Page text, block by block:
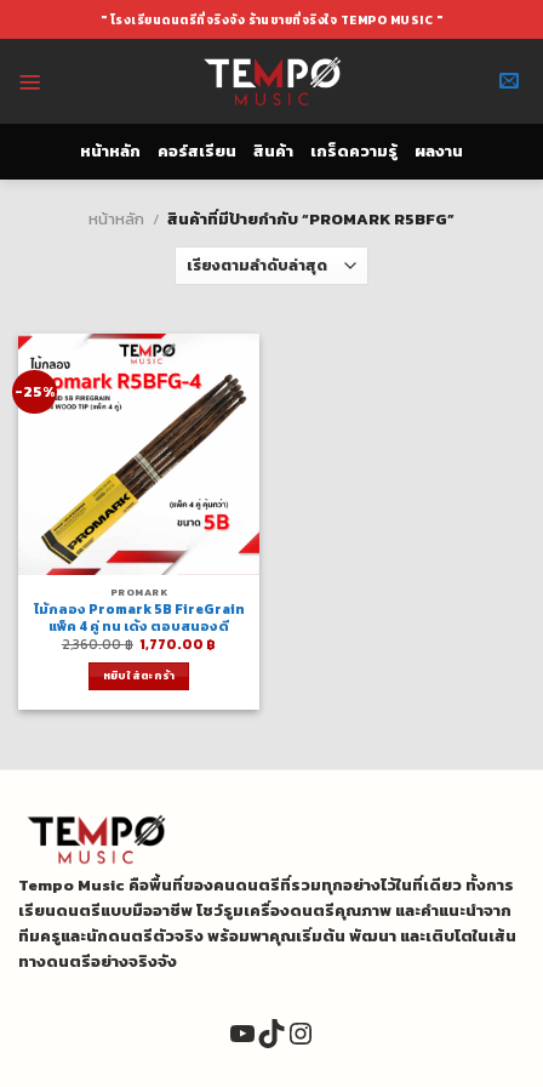
to
" โรงเรียนดนตรีที่จริงจัง ร้านขายที่จริงใจ TEMPO MUSIC "
หน้าหลัก คอร์สเรียน สินค้า เกร็ดความรู้ ผลงาน
หน้าหลัก / สินค้าที่มีป้ายกำกับ “PROMARK R5BFG”
-25%
PROMARK
ไม้กลอง Promark 5B FireGrain
แพ็ค 4 คู่ ทน เด้ง ตอบสนองดี
2,360.00฿ Original
price
was:
2,360.00 ฿.
1,770.00 ฿
หยิบใส่ตะกร้า
Tempo Music คือพื้นที่ของคนดนตรีที่รวมทุกอย่างไว้ในที่เดียว ทั้งการ
เรียนดนตรีแบบมืออาชีพ โชว์รูมเครื่องดนตรีคุณภาพ และคำแนะนำจาก
ทีมครูและนักดนตรีตัวจริง พร้อมพาคุณเริ่มต้น พัฒนา และเติบโตในเส้น
ทางดนตรีอย่างจริงจัง
YouTube
TikTok
Instagram